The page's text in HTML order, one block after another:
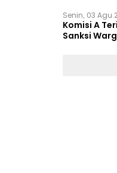
Senin, 03 Agu
Komisi A
Sanksi